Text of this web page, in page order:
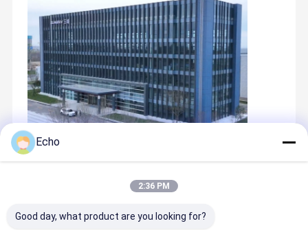
Echo
2:36 PM
Good day, what product are you looking for?